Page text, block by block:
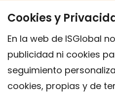
Cookies y
En la web de ISGlobal
publicidad ni cookies
seguimiento
cookies, propias y de